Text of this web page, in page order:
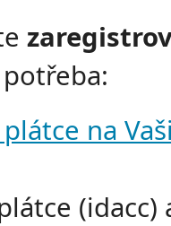
na
(idacc)